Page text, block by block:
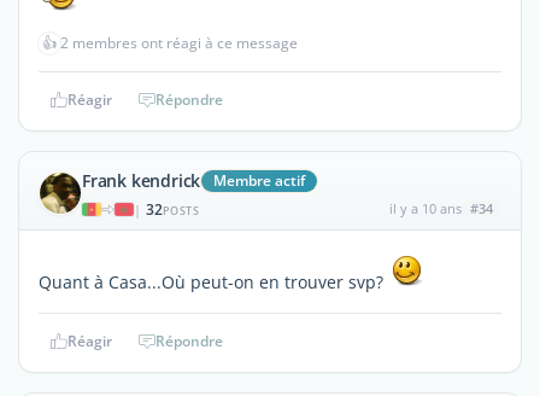
👍2 membres ont réagi à ce message
Réagir Répondre
Frank kendrick Membre actif
| 32POSTS il y a 10 ans #34
Quant à Casa...Où peut-on en trouver svp?
Réagir Répondre